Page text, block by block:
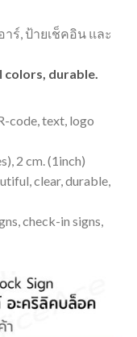
ร์, ป้ายเช็คอิน และ
durable.
code, text, logo
2 cm. (1inch)
clear, durable,
check-in signs,